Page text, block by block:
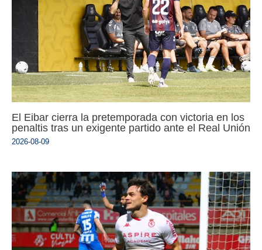
El Eibar cierra la pretemporada con victoria en los
penaltis tras un exigente partido ante el Real Unión
2026-08-09